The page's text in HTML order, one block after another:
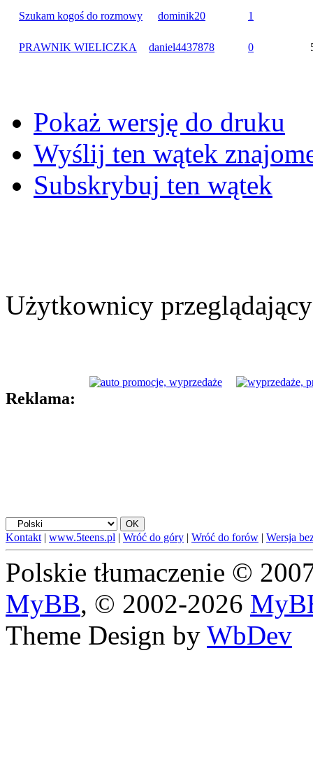
Szukam kogoś do rozmowy dominik20 1
PRAWNIK WIELICZKA daniel4437878 0
Pokaż wersję do druku
Wyślij ten wątek
Subskrybuj ten wątek
Użytkownicy
Reklama:
Kontakt | www.5teens.pl | Wróć do góry | Wróć do forów | Wersja
Polskie tłumaczenie ©
MyBB, © 2002-2026
Theme Design by WbDev